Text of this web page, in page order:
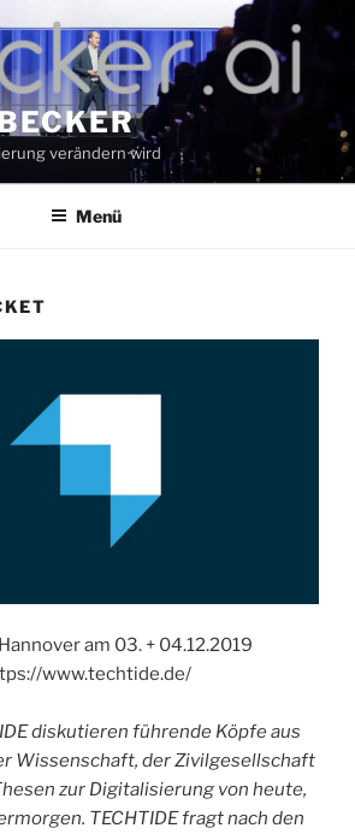
verändern wird
Menü
am 03. + 04.12.2019
www.techtide.de/
diskutieren führende Köpfe aus
Wissenschaft, der Zivilgesellschaft
zur Digitalisierung von heute,
TECHTIDE fragt nach den